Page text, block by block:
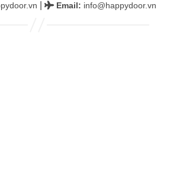
Email: info@happydoor.vn